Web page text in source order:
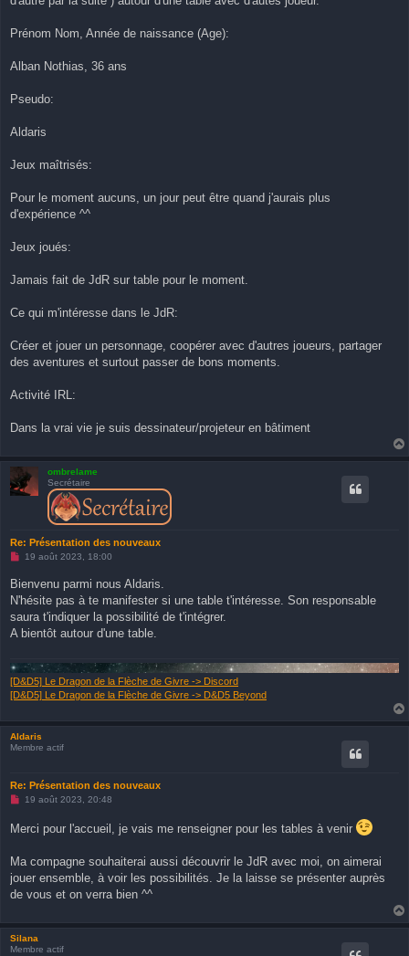
Prénom Nom, Année de naissance (Age):
Alban Nothias, 36 ans
Pseudo:
Aldaris
Jeux maîtrisés:
Pour le moment aucuns, un jour peut être quand j'aurais plus
d'expérience ^^
Jeux joués:
Jamais fait de JdR sur table pour le moment.
Ce qui m'intéresse dans le JdR:
Créer et jouer un personnage, coopérer avec d'autres joueurs, partager
des aventures et surtout passer de bons moments.
Activité IRL:
Dans la vrai vie je suis dessinateur/projeteur en bâtiment
ombrelame
Secrétaire
Re: Présentation des nouveaux
M
s
a
e
n
u
19 août 2023, 18:00
Bienvenu parmi nous Aldaris.
N'hésite pas à te manifester si une table t'intéresse. Son responsable
saura t'indiquer la possibilité de t'intégrer.
A bientôt autour d'une table.
[D&D5] Le Dragon de la Flèche de Givre -> Discord
[D&D5] Le Dragon de la Flèche de Givre -> D&D5 Beyond
Aldaris
Membre actif
Re: Présentation des nouveaux
M
s
e
n
n
19 août 2023, 20:48
Merci pour l'accueil, je vais me renseigner pour les tables à venir
Ma compagne souhaiterai aussi découvrir le JdR avec moi, on aimerai
jouer ensemble, à voir les possibilités. Je la laisse se présenter auprès
de vous et on verra bien ^^
Silana
Membre actif